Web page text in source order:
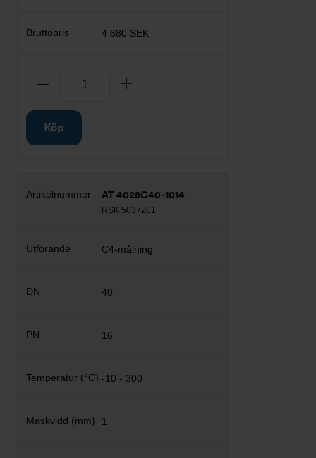
4 680 SEK
Ta bort
Köp
AT 4028C40-1014
RSK 5037201
C4-målning
40
16
-10 - 300
1